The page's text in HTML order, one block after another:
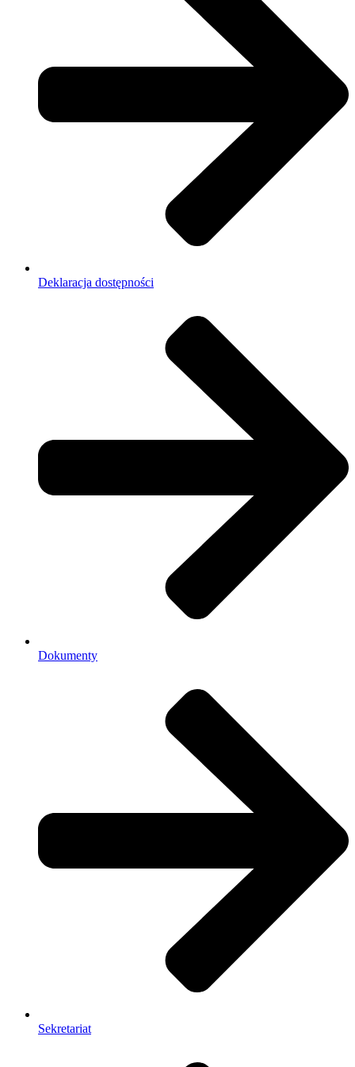
Deklaracja dostępności
Dokumenty
Sekretariat